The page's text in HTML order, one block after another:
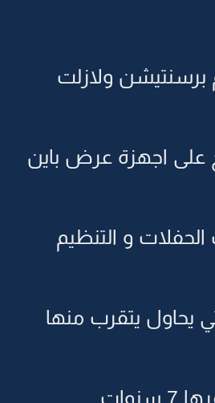
برسنتيشن ولازلت
على اجهزة عرض باين
و التنظيم
يتقرب منها